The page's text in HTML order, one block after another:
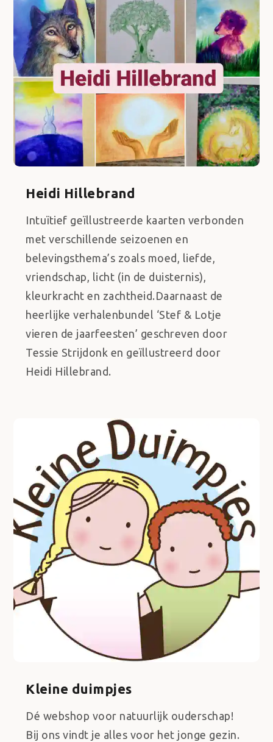
Heidi Hillebrand
Intuïtief geïllustreerde kaarten verbonden
met verschillende seizoenen en
belevingsthema’s zoals moed, liefde,
vriendschap, licht (in de duisternis),
kleurkracht en zachtheid.Daarnaast de
heerlijke verhalenbundel ‘Stef & Lotje
vieren de jaarfeesten’ geschreven door
Tessie Strijdonk en geïllustreerd door
Heidi Hillebrand.
Kleine duimpjes
Dé webshop voor natuurlijk ouderschap!
Bij ons vindt je alles voor het jonge gezin.